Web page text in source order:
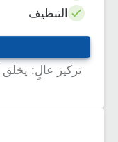
التنظيف
تركيز عالٍ: يخلق